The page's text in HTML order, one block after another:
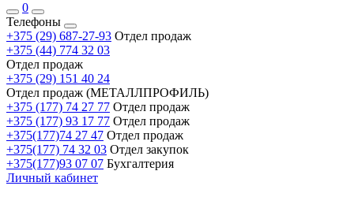
0
Телефоны
+375 (29) 687-27-93 Отдел продаж
+375 (44) 774 32 03
Отдел продаж
+375 (29) 151 40 24
Отдел продаж (МЕТАЛЛПРОФИЛЬ)
+375 (177) 74 27 77 Отдел продаж
+375 (177) 93 17 77 Отдел продаж
+375(177)74 27 47 Отдел продаж
+375(177) 74 32 03 Отдел закупок
+375(177)93 07 07 Бухгалтерия
Личный кабинет